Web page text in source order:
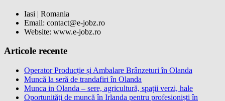
Iasi | Romania
Email: contact@e-jobz.ro
Website: www.e-jobz.ro
Articole recente
Operator Producție și Ambalare Brânzeturi în Olanda
Muncă la seră de trandafiri în Olanda
Munca in Olanda – sere, agricultură, spații verzi, hale
Oportunități de muncă în Irlanda pentru profesioniști în